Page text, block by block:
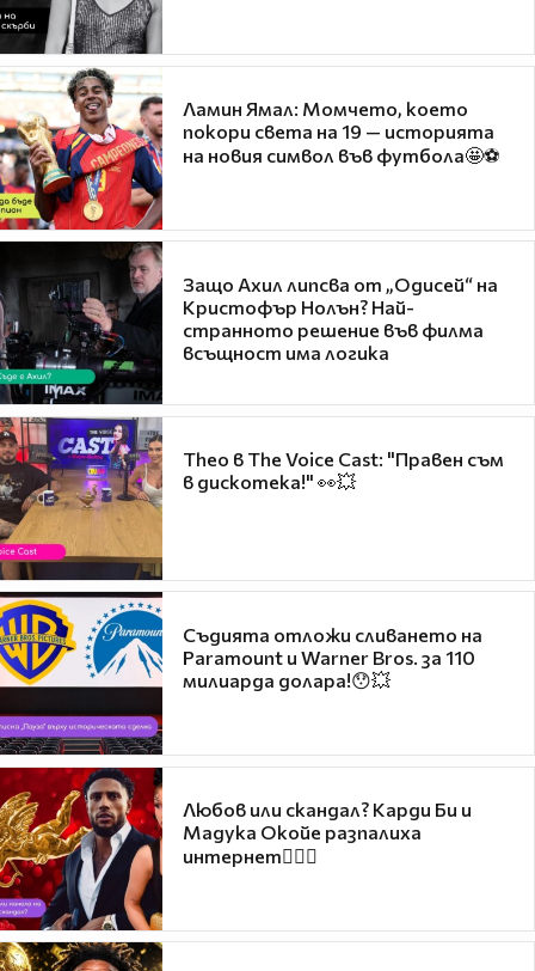
Ламин Ямал: Момчето, което
покори света на 19 — историята
на новия символ във футбола🤩⚽
Защо Ахил липсва от „Одисей“ на
Кристофър Нолън? Най-
странното решение във филма
всъщност има логика
Theo в The Voice Cast: "Правен съм
в дискотека!" 👀💥
Съдията отложи сливането на
Paramount и Warner Bros. за 110
милиарда долара!😯💥
Любов или скандал? Карди Би и
Мадука Окойе разпалиха
интернет❤️‍🔥🔥